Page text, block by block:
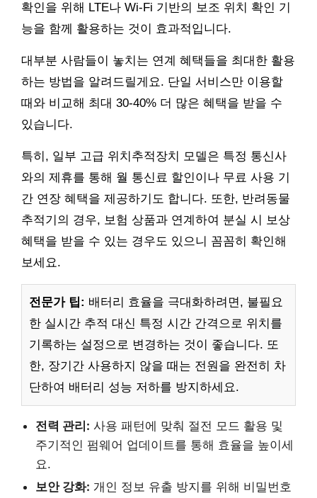
확인을 위해 LTE나 Wi-Fi 기반의 보조 위치 확인 기
능을 함께 활용하는 것이 효과적입니다.
대부분 사람들이 놓치는 연계 혜택들을 최대한 활용
하는 방법을 알려드릴게요. 단일 서비스만 이용할
때와 비교해 최대 30-40% 더 많은 혜택을 받을 수
있습니다.
특히, 일부 고급 위치추적장치 모델은 특정 통신사
와의 제휴를 통해 월 통신료 할인이나 무료 사용 기
간 연장 혜택을 제공하기도 합니다. 또한, 반려동물
추적기의 경우, 보험 상품과 연계하여 분실 시 보상
혜택을 받을 수 있는 경우도 있으니 꼼꼼히 확인해
보세요.
전문가 팁: 배터리 효율을 극대화하려면, 불필요
한 실시간 추적 대신 특정 시간 간격으로 위치를
기록하는 설정으로 변경하는 것이 좋습니다. 또
한, 장기간 사용하지 않을 때는 전원을 완전히 차
단하여 배터리 성능 저하를 방지하세요.
전력 관리: 사용 패턴에 맞춰 절전 모드 활용 및
주기적인 펌웨어 업데이트를 통해 효율을 높이세
요.
보안 강화: 개인 정보 유출 방지를 위해 비밀번호